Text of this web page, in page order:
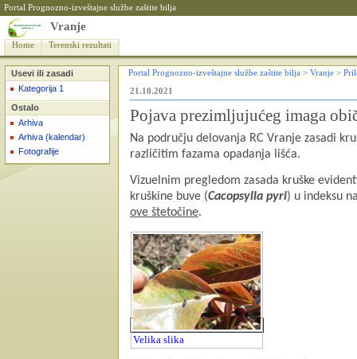
Portal Prognozno-izveštajne službe zaštite bilja
Vranje
Home Terenski rezultati
Usevi ili zasadi
Kategorija 1
Ostalo
Arhiva
Arhiva (kalendar)
Fotografije
Portal Prognozno-izveštajne službe zaštite bilja > Vranje >
21.10.2021
Pojava prezimljujućeg imaga
Na području delovanja RC Vranje zasadi
različitim fazama opadanja lišća.
Vizuelnim pregledom zasada kruške
kruškine buve (Cacopsylla pyri) u indeksu
ove štetočine.
Velika slika